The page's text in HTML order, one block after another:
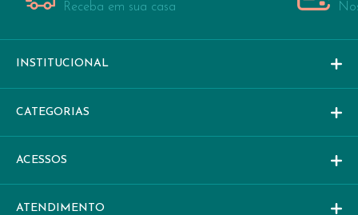
Receba em sua casa
INSTITUCIONAL
CATEGORIAS
ACESSOS
ATENDIMENTO